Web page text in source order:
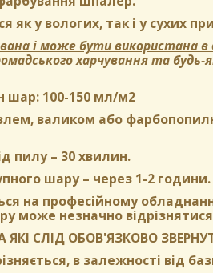
як у вологих, так і у сухих
і може бути використана
харчування та
шар: 100-150 мл/м2
валиком або
пилу– 30 хвилин.
шару– через 1-2 години.
на професійному
може незначно
ЯКІ СЛІД ОБОВ'ЯЗКОВО
в залежності від